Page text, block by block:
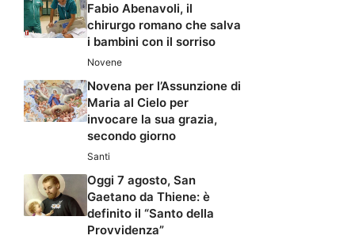
Fabio Abenavoli, il
chirurgo romano che salva
i bambini con il sorriso
Novene
Novena per l’Assunzione di
Maria al Cielo per
invocare la sua grazia,
secondo giorno
Santi
Oggi 7 agosto, San
Gaetano da Thiene: è
definito il “Santo della
Provvidenza”